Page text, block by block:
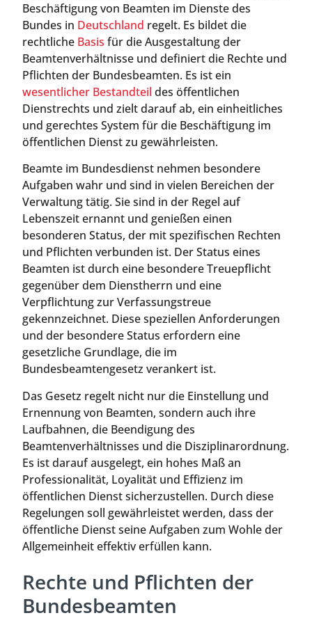
Beschäftigung von Beamten im Dienste des
Bundes in Deutschland regelt. Es bildet die
rechtliche Basis für die Ausgestaltung der
Beamtenverhältnisse und definiert die Rechte und
Pflichten der Bundesbeamten. Es ist ein
wesentlicher Bestandteil des öffentlichen
Dienstrechts und zielt darauf ab, ein einheitliches
und gerechtes System für die Beschäftigung im
öffentlichen Dienst zu gewährleisten.
Beamte im Bundesdienst nehmen besondere
Aufgaben wahr und sind in vielen Bereichen der
Verwaltung tätig. Sie sind in der Regel auf
Lebenszeit ernannt und genießen einen
besonderen Status, der mit spezifischen Rechten
und Pflichten verbunden ist. Der Status eines
Beamten ist durch eine besondere Treuepflicht
gegenüber dem Dienstherrn und eine
Verpflichtung zur Verfassungstreue
gekennzeichnet. Diese speziellen Anforderungen
und der besondere Status erfordern eine
gesetzliche Grundlage, die im
Bundesbeamtengesetz verankert ist.
Das Gesetz regelt nicht nur die Einstellung und
Ernennung von Beamten, sondern auch ihre
Laufbahnen, die Beendigung des
Beamtenverhältnisses und die Disziplinarordnung.
Es ist darauf ausgelegt, ein hohes Maß an
Professionalität, Loyalität und Effizienz im
öffentlichen Dienst sicherzustellen. Durch diese
Regelungen soll gewährleistet werden, dass der
öffentliche Dienst seine Aufgaben zum Wohle der
Allgemeinheit effektiv erfüllen kann.
Rechte und Pflichten der
Bundesbeamten